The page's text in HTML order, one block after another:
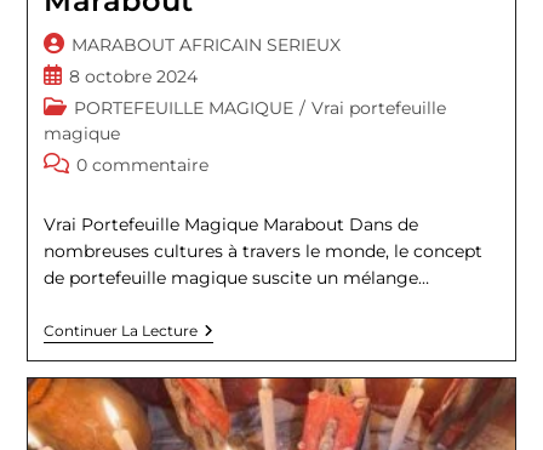
Auteur/autrice
de
la
publication :
MARABOUT AFRICAIN SERIEUX
Publication
publiée :
8 octobre 2024
Post
category:
PORTEFEUILLE MAGIQUE / Vrai portefeuille
magique
Commentaires
la
publication :
0 commentaire
Vrai Portefeuille Magique Marabout Dans de
nombreuses cultures à travers le monde, le concept
de portefeuille magique suscite un mélange…
Continuer La LectureVrai
Portefeuille
Marabout